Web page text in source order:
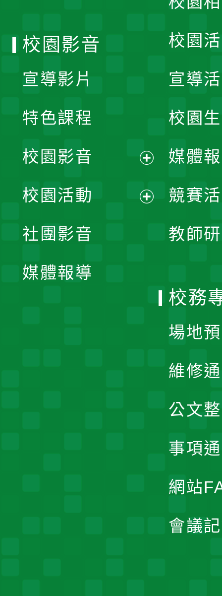
校園
宣導
校園
媒體
競賽
教師
校園影音
宣導影片
特色課程
校園影音
開
校園活動
社團影音
媒體報導
校務
場地
維修
公文
事項
網站
會議